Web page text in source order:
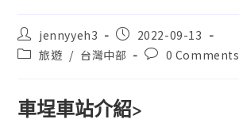
jennyyeh3
2022-09-13
旅遊 / 台灣中部 0 Comments
車埕車站介紹>